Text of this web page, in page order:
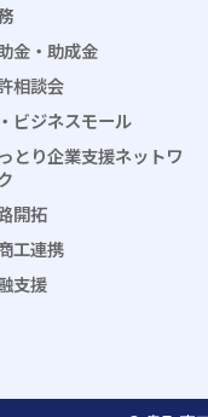
金・助成金
相談会
ビジネスモール
とり企業支援ネットワ
開拓
工連携
支援